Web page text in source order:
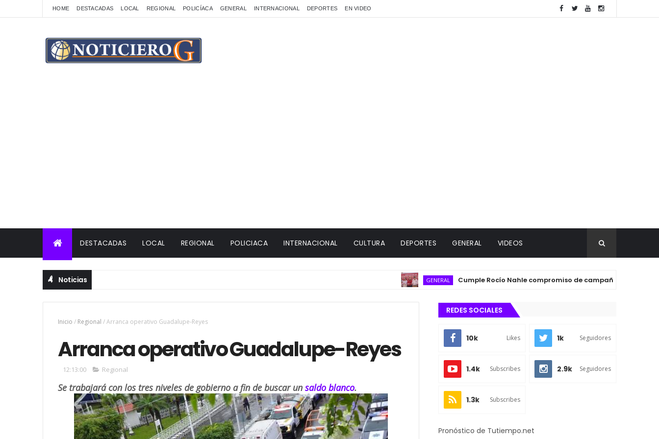
HOME DESTACADAS LOCAL REGIONAL POLICÍACA GENERAL INTERNACIONAL DEPORTES EN VIDEO
DESTACADAS LOCAL REGIONAL POLICIACA INTERNACIONAL CULTURA DEPORTES GENERAL VIDEOS
Noticias GENERAL Cumple Rocío Nahle compromiso de campaña con la
Inicio / Regional /Arranca operativo Guadalupe-Reyes
Arranca operativo Guadalupe-Reyes
12:13:00 Regional
Se trabajará con los tres niveles de gobierno a fin de buscar un saldo blanco.
REDES SOCIALES
10k Likes 1k Seguidores
1.4k Subscribes 2.9k Seguidores
1.3k Subscribes
Pronóstico de Tutiempo.net